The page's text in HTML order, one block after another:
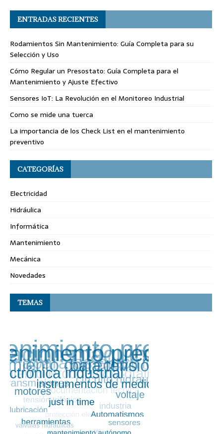
ENTRADAS RECIENTES
Rodamientos Sin Mantenimiento: Guía Completa para su
Selección y Uso
Cómo Regular un Presostato: Guía Completa para el
Mantenimiento y Ajuste Efectivo
Sensores IoT: La Revolución en el Monitoreo Industrial
Como se mide una tuerca
La importancia de los Check List en el mantenimiento
preventivo
CATEGORÍAS
Electricidad
Hidráulica
Informática
Mantenimiento
Mecánica
Novedades
TEMAS